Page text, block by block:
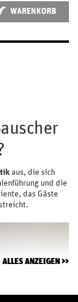
WARENKORB
aus, die sich
und die
das Gäste
ALLES ANZEIGEN